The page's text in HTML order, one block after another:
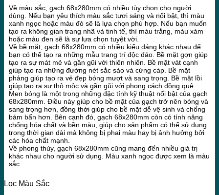
Về màu sắc, gạch 68x280mm có nhiều tùy chọn cho người
dùng. Nếu bạn yêu thích màu sắc tươi sáng và nổi bật, thì màu
xanh ngọc hoặc màu đỏ sẽ là lựa chọn phù hợp. Nếu bạn muốn
tạo ra không gian trang nhã và tinh tế, thì màu trắng, màu xám
hoặc màu đen sẽ là sự lựa chọn tuyệt vời.
Về bề mặt, gạch 68x280mm có nhiều kiểu dáng khác nhau để
bạn có thể tạo ra những mẫu trang trí độc đáo. Bề mặt gợn giúp
tạo ra sự mát mẻ và gần gũi với thiên nhiên. Bề mặt vát cạnh
giúp tạo ra những đường nét sắc sảo và cứng cáp. Bề mặt
phảng giúp tạo ra vẻ đẹp bóng mượt và sang trọng. Bề mặt lồi
giúp tạo ra sự thô mộc và gần gũi với phong cách đồng quê.
Men bóng là một trong những đặc tính kỹ thuật nổi bật của gạch
68x280mm. Điều này giúp cho bề mặt của gạch trở nên bóng và
sang trọng hơn, đồng thời giúp cho bề mặt dễ vệ sinh và chống
bám bẩn hơn. Bên cạnh đó, gạch 68x280mm còn có tính năng
chống hóa chất và bền màu, giúp cho sản phẩm có thể sử dụng
trong thời gian dài mà không bị phai màu hay bị ảnh hưởng bởi
các hóa chất mạnh.
Về phong thủy, gạch 68x280mm cũng mang đến nhiều giá trị
khác nhau cho người sử dụng. Màu xanh ngọc được xem là màu
sắc
Lọc Màu Sắc